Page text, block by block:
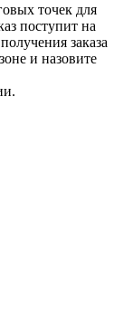
точек для
поступит на
заказа
и назовите